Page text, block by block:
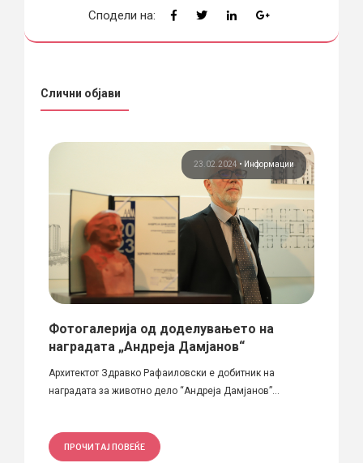
Сподели на:
Слични објави
23.02.2024 • Информации
Фотогалерија од доделувањето на
наградата „Андреја Дамјанов“
Архитектот Здравко Рафаиловски е добитник на
наградата за животно дело “Андреја Дамјанов”...
ПРОЧИТАЈ ПОВЕЌЕ